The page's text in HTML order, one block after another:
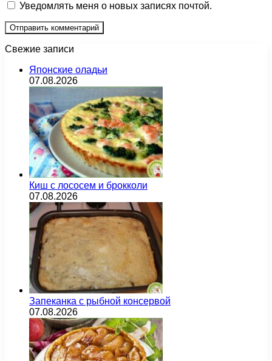
Уведомлять меня о новых записях почтой.
Свежие записи
Японские оладьи
07.08.2026
Киш с лососем и брокколи
07.08.2026
Запеканка с рыбной консервой
07.08.2026